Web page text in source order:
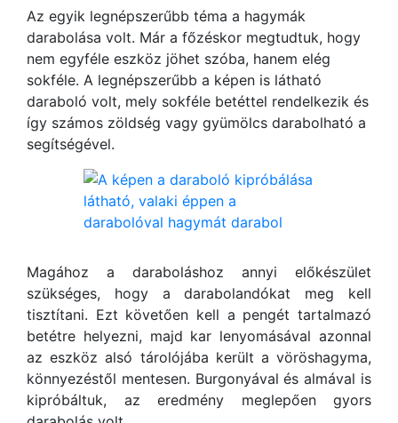
Az egyik legnépszerűbb téma a hagymák
darabolása volt. Már a főzéskor megtudtuk, hogy
nem egyféle eszköz jöhet szóba, hanem elég
sokféle. A legnépszerűbb a képen is látható
daraboló volt, mely sokféle betéttel rendelkezik és
így számos zöldség vagy gyümölcs darabolható a
segítségével.
Magához a daraboláshoz annyi előkészület
szükséges, hogy a darabolandókat meg kell
tisztítani. Ezt követően kell a pengét tartalmazó
betétre helyezni, majd kar lenyomásával azonnal
az eszköz alsó tárolójába került a vöröshagyma,
könnyezéstől mentesen. Burgonyával és almával is
kipróbáltuk, az eredmény meglepően gyors